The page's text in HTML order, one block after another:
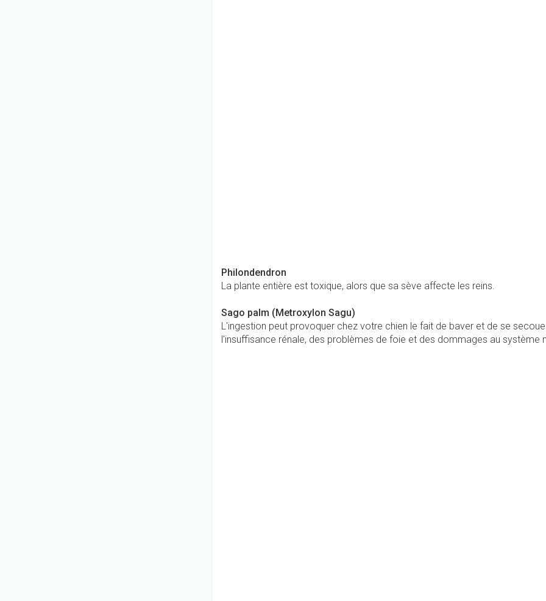
Philondendron
La plante entière est toxique, alors que sa sève affecte les reins.
Sago palm (Metroxylon Sagu)
L'ingestion peut provoquer chez votre chien le fait de baver et de se
l'insuffisance rénale, des problèmes de foie et des dommages au système